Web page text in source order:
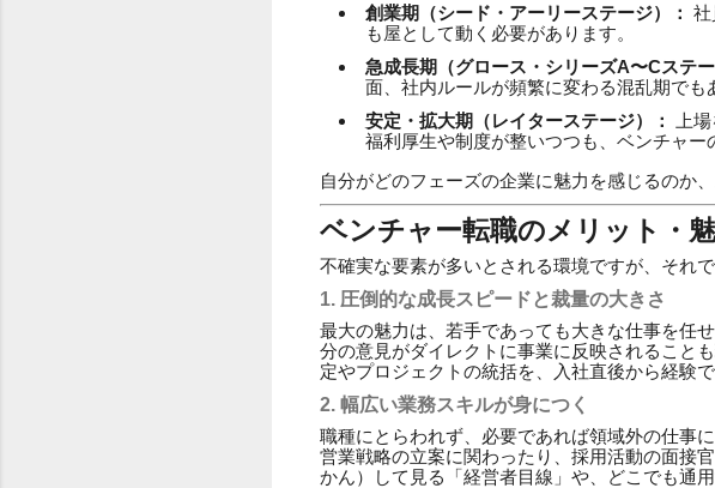
創業期（シード・アーリーステージ）： 社
も屋として動く必要があります。
急成長期（グロース・シリーズA〜Cステー
面、社内ルールが頻繁に変わる混乱期でも
安定・拡大期（レイターステージ）：
上
福利厚生や制度が整いつつも、ベンチャー
自分がどのフェーズの企業に魅力を感じるのか
ベンチャー転職のメリット・
不確実な要素が多いとされる環境ですが、それ
1. 圧倒的な成長スピードと裁量の大きさ
最大の魅力は、若手であっても大きな仕事を任
分の意見がダイレクトに事業に反映されること
定やプロジェクトの統括を、入社直後から経験
2. 幅広い業務スキルが身につく
職種にとらわれず、必要であれば領域外の仕事
営業戦略の立案に関わったり、採用活動の面接
かん）して見る「経営者目線」や、どこでも通